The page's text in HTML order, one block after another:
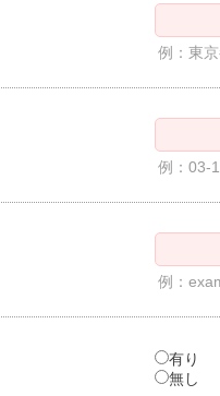
例：東
例：03-
例：
有り
無し